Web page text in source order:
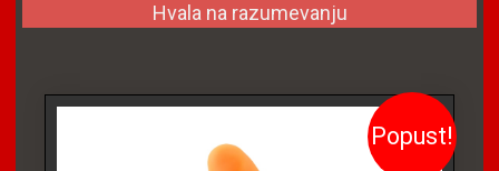
Hvala na razumevanju
Popust!